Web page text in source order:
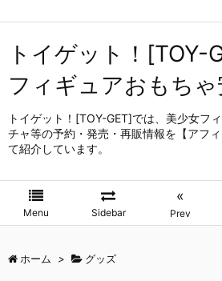
トイゲット！[TOY-
フィギュアおもち
トイゲット！[TOY-GET]では、美少女フ
チャ等の予約・発売・再販情報を【アフ
て紹介しています。
Menu Sidebar
«
Prev
ホーム > グッズ